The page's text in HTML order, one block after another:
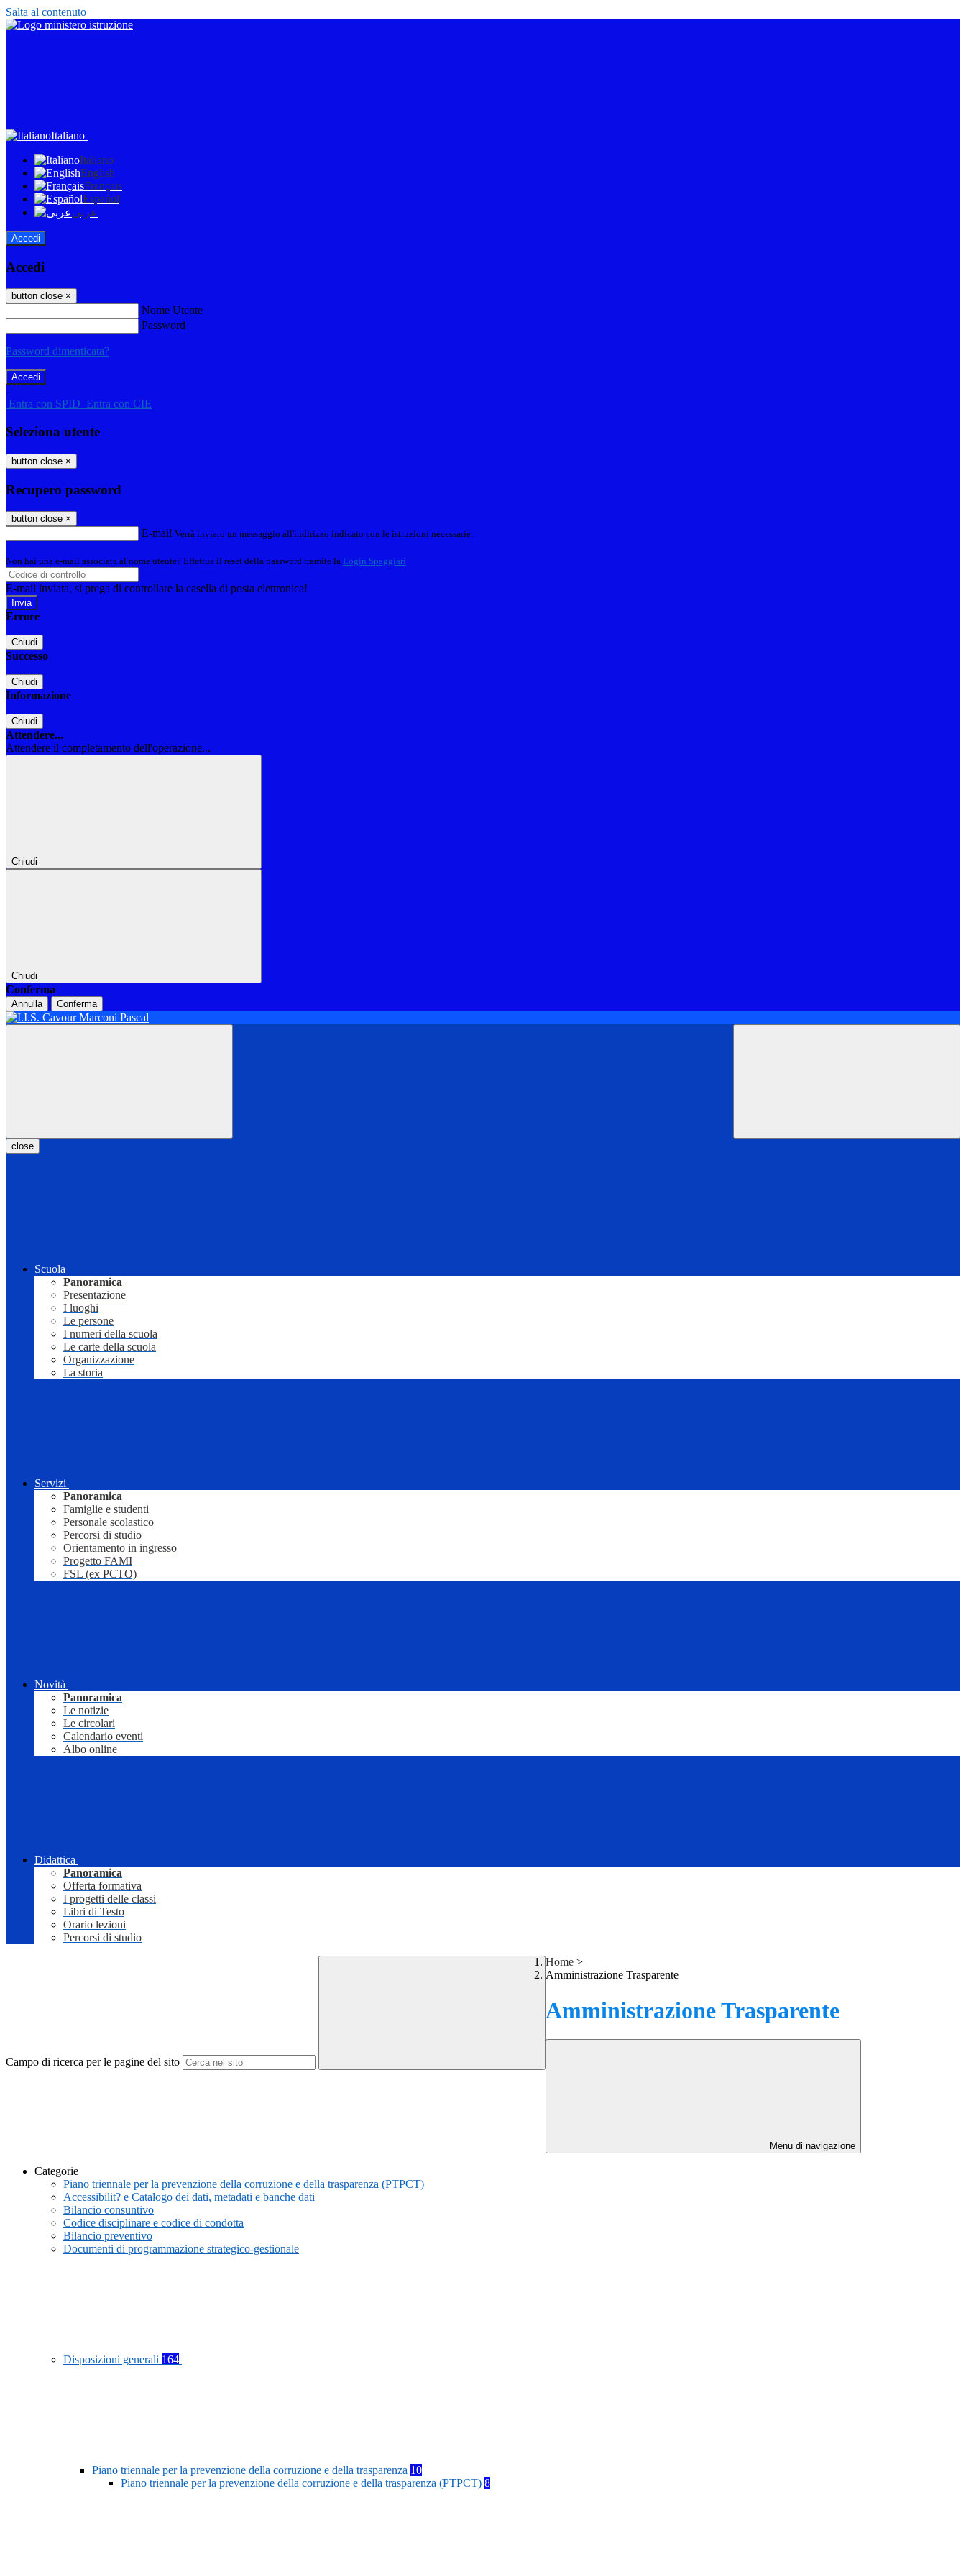
Salta al contenuto
Italiano
Italiano
English
Français
Español
عربى
Accedi
Accedi
button close ×
Nome Utente
Password
Password dimenticata?
-
Entra con SPID Entra con CIE
Seleziona utente
button close ×
Recupero password
button close ×
E-mail Verrà inviato un messaggio all'indirizzo indicato con le istruzioni necessarie.
Non hai una e-mail associata al nome utente? Effettua il reset della password tramite la Login Spaggiari
E-mail inviata, si prega di controllare la casella di posta elettronica!
Errore
Chiudi
Successo
Chiudi
Informazione
Chiudi
Attendere...
Attendere il completamento dell'operazione...
Chiudi
Chiudi
Conferma
Annulla Conferma
close
Scuola
Panoramica
Presentazione
I luoghi
Le persone
I numeri della scuola
Le carte della scuola
Organizzazione
La storia
Servizi
Panoramica
Famiglie e studenti
Personale scolastico
Percorsi di studio
Orientamento in ingresso
Progetto FAMI
FSL (ex PCTO)
Novità
Panoramica
Le notizie
Le circolari
Calendario eventi
Albo online
Didattica
Panoramica
Offerta formativa
I progetti delle classi
Libri di Testo
Orario lezioni
Percorsi di studio
Campo di ricerca per le pagine del sito
Home >
Amministrazione Trasparente
Amministrazione Trasparente
Menu di navigazione
Categorie
Piano triennale per la prevenzione della corruzione e della trasparenza (PTPCT)
Accessibilit? e Catalogo dei dati, metadati e banche dati
Bilancio consuntivo
Codice disciplinare e codice di condotta
Bilancio preventivo
Documenti di programmazione strategico-gestionale
Disposizioni generali 164
Piano triennale per la prevenzione della corruzione e della trasparenza 10
Piano triennale per la prevenzione della corruzione e della trasparenza (PTPCT) 8